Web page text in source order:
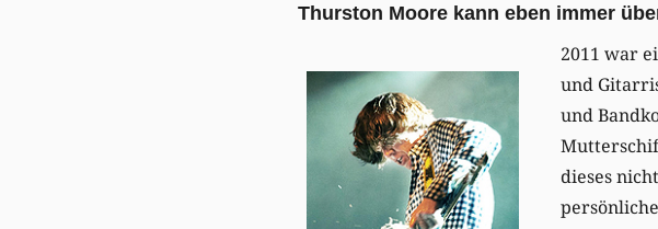
Thurston Moore kann eben immer
2011 war
und
und
dieses